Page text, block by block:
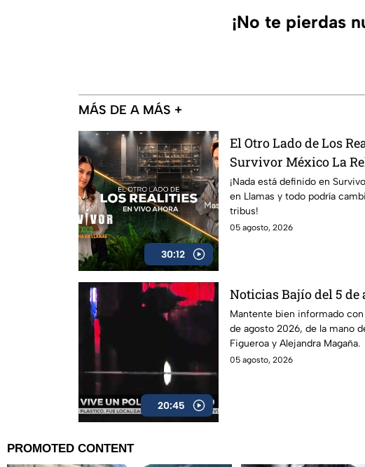
¡No te pierdas
MÁS DE A MÁS +
30:12
El Otro Lado de Los
Survivor México La
del miércoles 05 de
¡Nada está definido en
en Llamas y todo podría
tribus!
05 agosto, 2026
20:45
Noticias Bajío del 5 de
Mantente bien informado
de agosto 2026, de la mano
Figueroa y Alejandra Magaña.
05 agosto, 2026